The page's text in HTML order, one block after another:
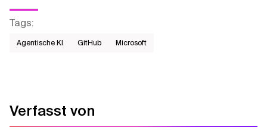
Tags:
Agentische KI GitHub Microsoft
Verfasst von